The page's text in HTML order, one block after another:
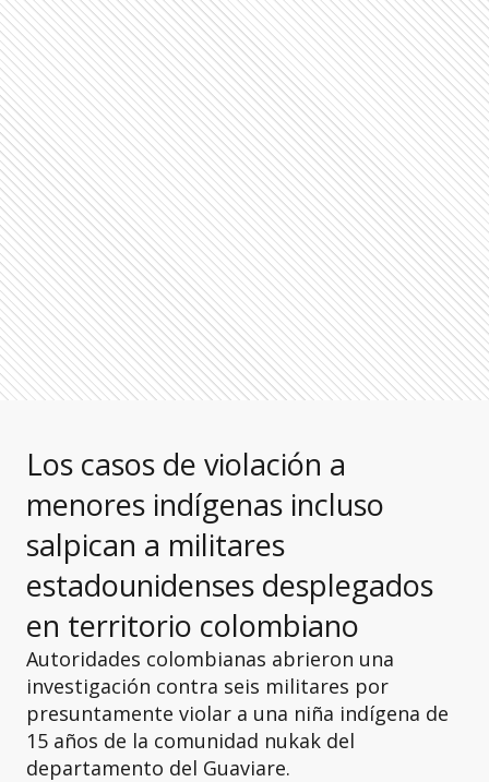
Los casos de violación a
menores indígenas incluso
salpican a militares
estadounidenses desplegados
en territorio colombiano
Autoridades colombianas abrieron una
investigación contra seis militares por
presuntamente violar a una niña indígena de
15 años de la comunidad nukak del
departamento del Guaviare.